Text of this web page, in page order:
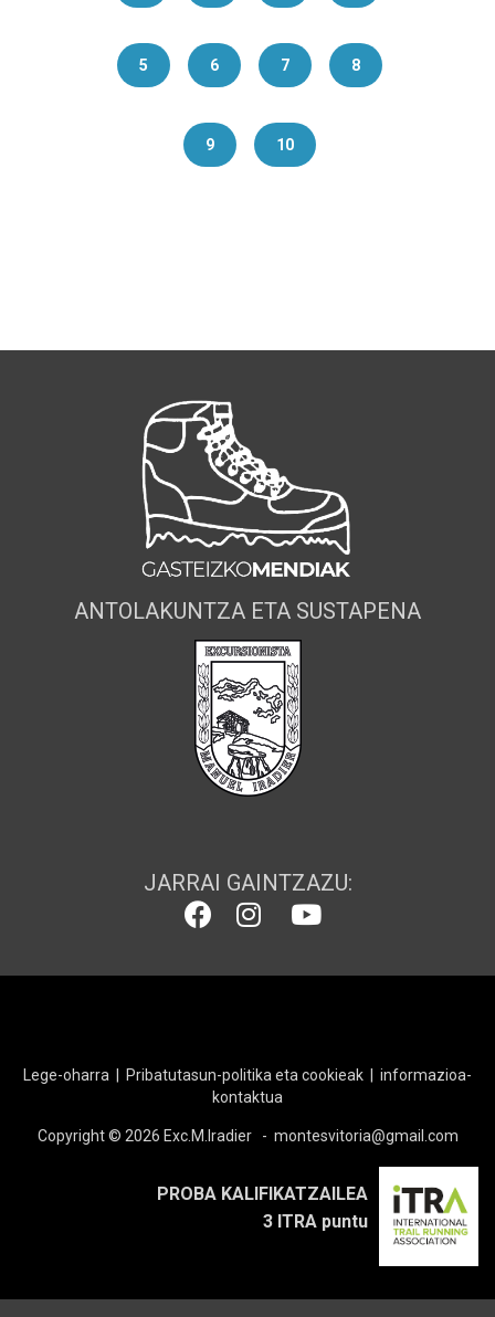
5 6 7 8
9 10
ANTOLAKUNTZA ETA SUSTAPENA
JARRAI GAINTZAZU:
Lege-oharra Pribatutasun-politika eta cookieak
informazioa-
kontaktua
Copyright © 2026 Exc.M.Iradier - montesvitoria@gmail.com
PROBA KALIFIKATZAILEA
3 ITRA puntu